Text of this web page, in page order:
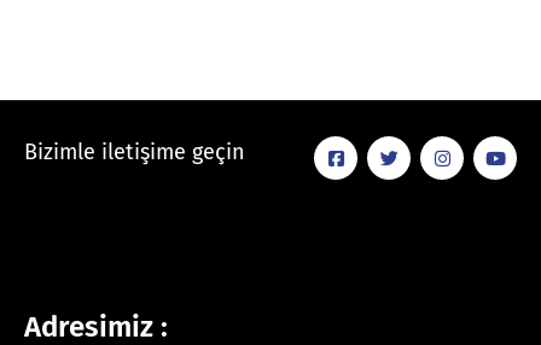
Bizimle iletişime geçin
Adresimiz :